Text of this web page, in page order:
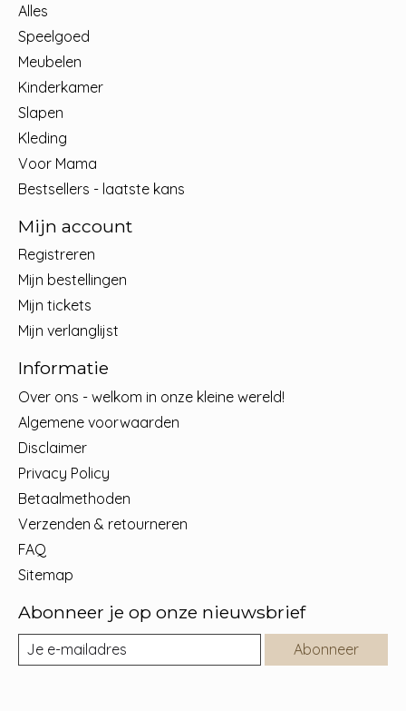
Alles
Speelgoed
Meubelen
Kinderkamer
Slapen
Kleding
Voor Mama
Bestsellers - laatste kans
Mijn account
Registreren
Mijn bestellingen
Mijn tickets
Mijn verlanglijst
Informatie
Over ons - welkom in onze kleine wereld!
Algemene voorwaarden
Disclaimer
Privacy Policy
Betaalmethoden
Verzenden & retourneren
FAQ
Sitemap
Abonneer je op onze nieuwsbrief
Abonneer